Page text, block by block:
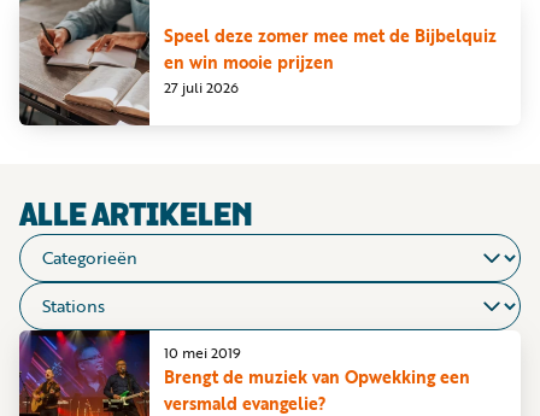
27 juli 2026
Speel deze zomer mee met de Bijbelquiz
en win mooie prijzen
ALLE ARTIKELEN
Brengt de muziek van Opwekking een
versmald evangelie?
10 mei 2019
Businessclub
Adverteren
Winkel
Privacy
reglement
Algemene
voorwaarden